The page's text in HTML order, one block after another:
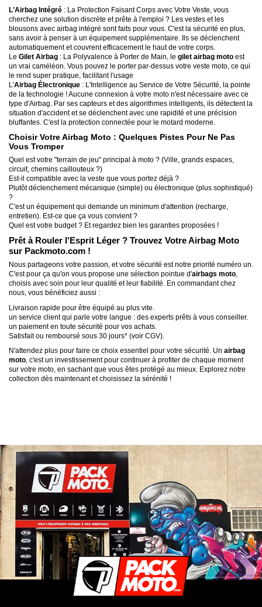
L'Airbag Intégré : La Protection Faisant Corps avec Votre Veste, vous
cherchez une solution discrète et prête à l'emploi ? Les vestes et les
blousons avec airbag intégré sont faits pour vous. C'est la sécurité en plus,
sans avoir à penser à un équipement supplémentaire. Ils se déclenchent
automatiquement et couvrent efficacement le haut de votre corps.
Le Gilet Airbag : La Polyvalence à Porter de Main, le gilet airbag moto est
un vrai caméléon. Vous pouvez le porter par-dessus votre veste moto, ce qui
le rend super pratique, facilitant l'usage
L'Airbag Électronique : L'Intelligence au Service de Votre Sécurité, la pointe
de la technologie ! Aucune connexion à votre moto n'est nécessaire avec ce
type d'Airbag. Par ses capteurs et des algorithmes intelligents, ils détectent la
situation d'accident et se déclenchent avec une rapidité et une précision
bluffantes. C'est la protection connectée pour le motard moderne.
Choisir Votre Airbag Moto : Quelques Pistes Pour Ne Pas
Vous Tromper
Quel est votre "terrain de jeu" principal à moto ? (Ville, grands espaces,
circuit, chemins caillouteux ?)
Est-il compatible avec la veste que vous portez déjà ?
Plutôt déclenchement mécanique (simple) ou électronique (plus sophistiqué)
?
C'est un équipement qui demande un minimum d'attention (recharge,
entretien). Est-ce que ça vous convient ?
Quel est votre budget ? Et regardez bien les garanties proposées !
Prêt à Rouler l'Esprit Léger ? Trouvez Votre Airbag Moto
sur Packmoto.com !
Nous partageons votre passion, et votre sécurité est notre priorité numéro un.
C'est pour ça qu'on vous propose une sélection pointue d'airbags moto,
choisis avec soin pour leur qualité et leur fiabilité. En commandant chez
nous, vous bénéficiez aussi :
Livraison rapide pour être équipé au plus vite.
un service client qui parle votre langue : des experts prêts à vous conseiller.
un paiement en toute sécurité pour vos achats.
Satisfait ou remboursé sous 30 jours* (voir CGV).
N'attendez plus pour faire ce choix essentiel pour votre sécurité. Un airbag
moto, c'est un investissement pour continuer à profiter de chaque moment
sur votre moto, en sachant que vous êtes protégé au mieux. Explorez notre
collection dès maintenant et choisissez la sérénité !